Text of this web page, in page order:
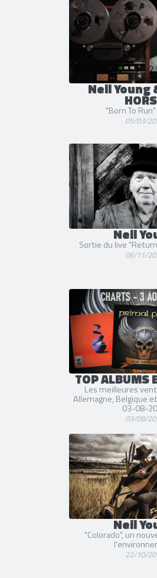
Neil Young
"Born To
05/03/
Neil
Sortie du live
06/11/
TOP ALBUMS
Les meilleures
Allemagne, Belgique
03-08-
03/08/
Neil
"Colorado", un
22/10/